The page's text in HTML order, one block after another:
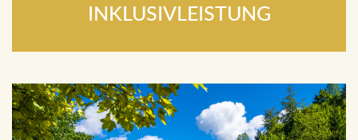
INKLUSIVLEISTUNG